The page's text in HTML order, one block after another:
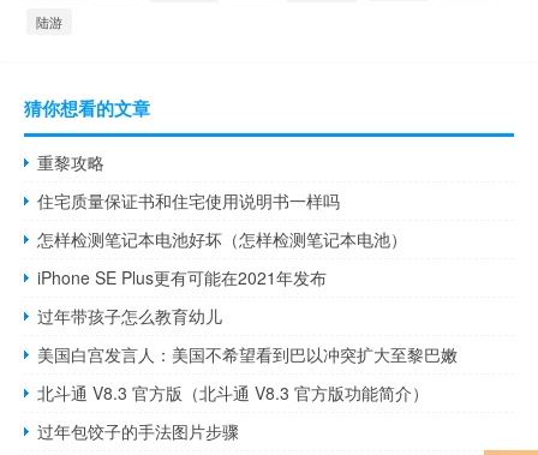
陆游
猜你想看的文章
重黎攻略
住宅质量保证书和住宅使用说明书一样吗
怎样检测笔记本电池好坏（怎样检测笔记本电池）
iPhone SE Plus更有可能在2021年发布
过年带孩子怎么教育幼儿
美国白宫发言人：美国不希望看到巴以冲突扩大至黎巴嫩
北斗通 V8.3 官方版（北斗通 V8.3 官方版功能简介）
过年包饺子的手法图片步骤